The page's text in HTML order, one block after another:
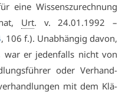
ei­ne Wis­sens­zu­rech­nung
Urt. v. 24.01.1992 –
, 106 f.). Un­ab­hän­gig da­von,
er je­den­falls nicht von
oder Ver­hand­
mit dem Klä­